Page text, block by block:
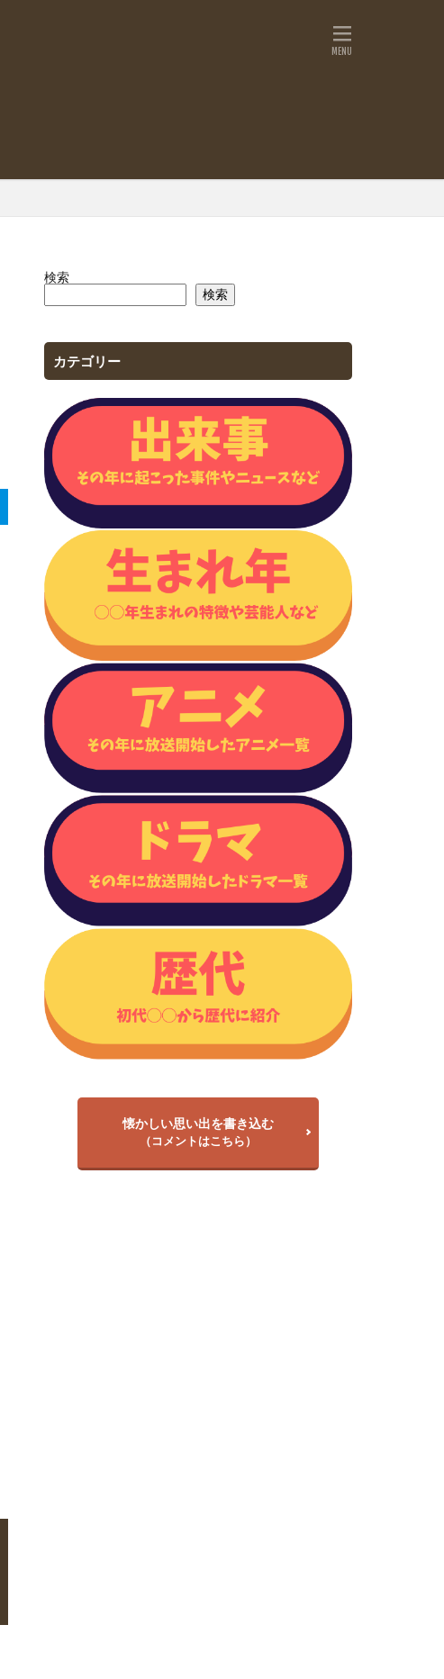
検索
検索
カテゴリー
懐かしい思い出を書き込む
（コメントはこちら）